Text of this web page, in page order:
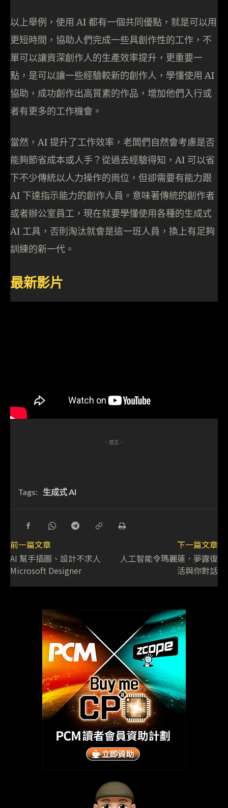
以上舉例，使用 AI 都有一個共同優點，就是可以用
更短時間，協助人們完成一些具創作性的工作，不
單可以讓資深創作人的生產效率提升，更重要一
點，是可以讓一些經驗較新的創作人，學懂使用 AI
協助，成功創作出高質素的作品，增加他們入行或
者有更多的工作機會。
當然，AI 提升了工作效率，老闆們自然會考慮是否
能夠節省成本或人手？從過去經驗得知，AI 可以省
下不少傳統以人力操作的崗位，但卻需要有能力跟
AI 下達指示能力的創作人員。意味著傳統的創作者
或者辦公室員工，現在就要學懂使用各種的生成式
AI 工具，否則淘汰就會是這一班人員，換上有足夠
訓練的新一代。
最新影片
- 廣告 -
Tags: 生成式 AI
前一篇文章
AI 幫手插圖、設計不求人
Microsoft Designer
下一篇文章
人工智能令瑪麗蓮．夢露復
活與你對話